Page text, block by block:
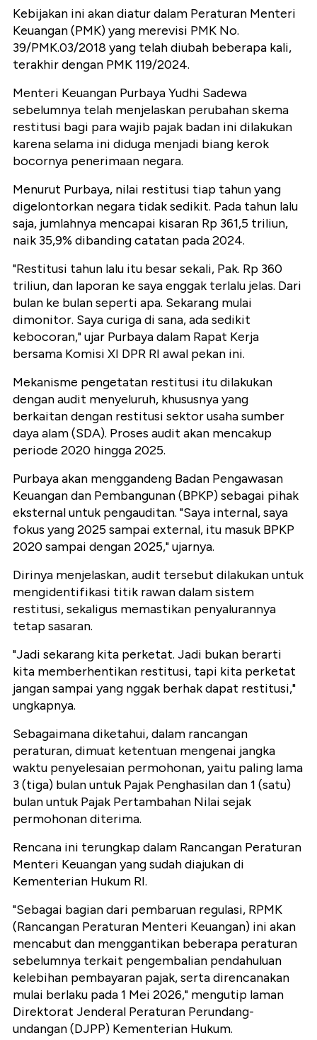
Kebijakan ini akan diatur dalam Peraturan Menteri
Keuangan (PMK) yang merevisi PMK No.
39/PMK.03/2018 yang telah diubah beberapa kali,
terakhir dengan PMK 119/2024.
Menteri Keuangan Purbaya Yudhi Sadewa
sebelumnya telah menjelaskan perubahan skema
restitusi bagi para wajib pajak badan ini dilakukan
karena selama ini diduga menjadi biang kerok
bocornya penerimaan negara.
Menurut Purbaya, nilai restitusi tiap tahun yang
digelontorkan negara tidak sedikit. Pada tahun lalu
saja, jumlahnya mencapai kisaran Rp 361,5 triliun,
naik 35,9% dibanding catatan pada 2024.
"Restitusi tahun lalu itu besar sekali, Pak. Rp 360
triliun, dan laporan ke saya enggak terlalu jelas. Dari
bulan ke bulan seperti apa. Sekarang mulai
dimonitor. Saya curiga di sana, ada sedikit
kebocoran," ujar Purbaya dalam Rapat Kerja
bersama Komisi XI DPR RI awal pekan ini.
Mekanisme pengetatan restitusi itu dilakukan
dengan audit menyeluruh, khususnya yang
berkaitan dengan restitusi sektor usaha sumber
daya alam (SDA). Proses audit akan mencakup
periode 2020 hingga 2025.
Purbaya akan menggandeng Badan Pengawasan
Keuangan dan Pembangunan (BPKP) sebagai pihak
eksternal untuk pengauditan. "Saya internal, saya
fokus yang 2025 sampai external, itu masuk BPKP
2020 sampai dengan 2025," ujarnya.
Dirinya menjelaskan, audit tersebut dilakukan untuk
mengidentifikasi titik rawan dalam sistem
restitusi, sekaligus memastikan penyalurannya
tetap sasaran.
"Jadi sekarang kita perketat. Jadi bukan berarti
kita memberhentikan restitusi, tapi kita perketat
jangan sampai yang nggak berhak dapat restitusi,"
ungkapnya.
Sebagaimana diketahui, dalam rancangan
peraturan, dimuat ketentuan mengenai jangka
waktu penyelesaian permohonan, yaitu paling lama
3 (tiga) bulan untuk Pajak Penghasilan dan 1 (satu)
bulan untuk Pajak Pertambahan Nilai sejak
permohonan diterima.
Rencana ini terungkap dalam Rancangan Peraturan
Menteri Keuangan yang sudah diajukan di
Kementerian Hukum RI.
‎"Sebagai bagian dari pembaruan regulasi, RPMK
(Rancangan Peraturan Menteri Keuangan) ini akan
mencabut dan menggantikan beberapa peraturan
sebelumnya terkait pengembalian pendahuluan
kelebihan pembayaran pajak, serta direncanakan
mulai berlaku pada 1 Mei 2026," mengutip laman
Direktorat Jenderal Peraturan Perundang-
undangan (DJPP) Kementerian Hukum.